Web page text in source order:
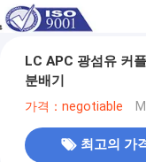
LC APC 광섬유 커
분배기
가격：negotiable
최고의 가